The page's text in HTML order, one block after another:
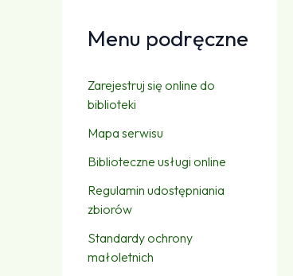
Menu podręczne
Zarejestruj się online do
biblioteki
Mapa serwisu
Biblioteczne usługi online
Regulamin udostępniania
zbiorów
Standardy ochrony
małoletnich